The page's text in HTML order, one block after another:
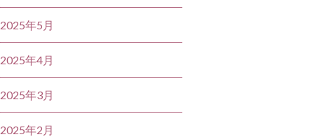
2025年5月
2025年4月
2025年3月
2025年2月